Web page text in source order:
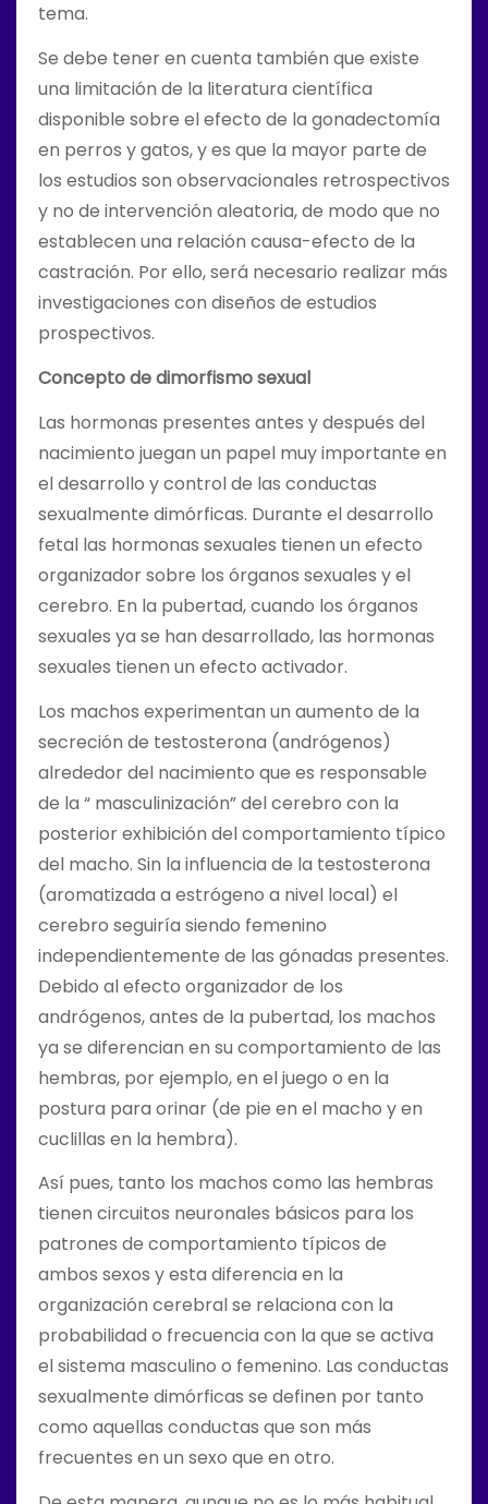
tema.
Se debe tener en cuenta también que existe
una limitación de la literatura científica
disponible sobre el efecto de la gonadectomía
en perros y gatos, y es que la mayor parte de
los estudios son observacionales retrospectivos
y no de intervención aleatoria, de modo que no
establecen una relación causa-efecto de la
castración. Por ello, será necesario realizar más
investigaciones con diseños de estudios
prospectivos.
Concepto de dimorfismo sexual
Las hormonas presentes antes y después del
nacimiento juegan un papel muy importante en
el desarrollo y control de las conductas
sexualmente dimórficas. Durante el desarrollo
fetal las hormonas sexuales tienen un efecto
organizador sobre los órganos sexuales y el
cerebro. En la pubertad, cuando los órganos
sexuales ya se han desarrollado, las hormonas
sexuales tienen un efecto activador.
Los machos experimentan un aumento de la
secreción de testosterona (andrógenos)
alrededor del nacimiento que es responsable
de la “ masculinización” del cerebro con la
posterior exhibición del comportamiento típico
del macho. Sin la influencia de la testosterona
(aromatizada a estrógeno a nivel local) el
cerebro seguiría siendo femenino
independientemente de las gónadas presentes.
Debido al efecto organizador de los
andrógenos, antes de la pubertad, los machos
ya se diferencian en su comportamiento de las
hembras, por ejemplo, en el juego o en la
postura para orinar (de pie en el macho y en
cuclillas en la hembra).
Así pues, tanto los machos como las hembras
tienen circuitos neuronales básicos para los
patrones de comportamiento típicos de
ambos sexos y esta diferencia en la
organización cerebral se relaciona con la
probabilidad o frecuencia con la que se activa
el sistema masculino o femenino. Las conductas
sexualmente dimórficas se definen por tanto
como aquellas conductas que son más
frecuentes en un sexo que en otro.